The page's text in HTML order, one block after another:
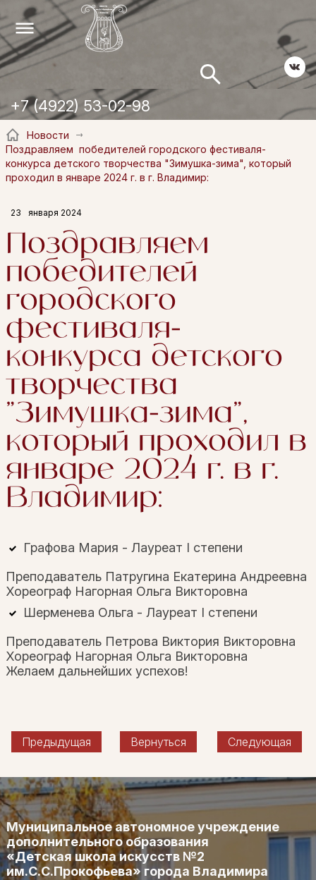
+7 (4922) 53-02-98
Новости
Поздравляем победителей городского фестиваля-
конкурса детского творчества "Зимушка-зима", который
проходил в январе 2024 г. в г. Владимир:
23 января 2024
Поздравляем
победителей
городского
фестиваля-
конкурса детского
творчества
"Зимушка-зима",
который проходил в
январе 2024 г. в г.
Владимир:
Графова Мария - Лауреат I степени
Преподаватель Патругина Екатерина Андреевна
Хореограф Нагорная Ольга Викторовна
Шерменева Ольга - Лауреат I степени
Преподаватель Петрова Виктория Викторовна
Хореограф Нагорная Ольга Викторовна
Желаем дальнейших успехов!
Предыдущая Вернуться Следующая
Муниципальное автономное учреждение
дополнительного образования
«Детская школа искусств №2
им.С.С.Прокофьева» города Владимира